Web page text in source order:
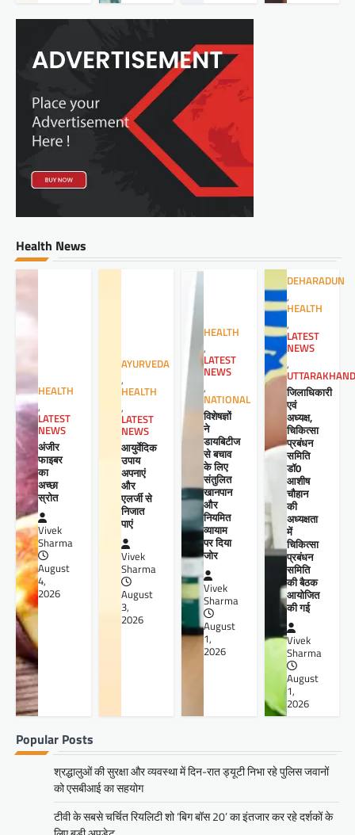
Health News
HEALTH
,
LATEST
NEWS
अंजीर
फाइबर
का
अच्छा
स्रोत
Vivek
Sharma
August
4,
2026
AYURVEDA
,
HEALTH
,
LATEST
NEWS
आयुर्वेदिक
उपाय
अपनाएं
और
एलर्जी से
निजात
पाएं
Vivek
Sharma
August
3,
2026
HEALTH
,
LATEST
NEWS
,
NATIONAL
विशेषज्ञों
ने
डायबिटीज
से बचाव
के लिए
संतुलित
खानपान
और
नियमित
व्यायाम
पर दिया
जोर
Vivek
Sharma
August
1,
2026
DEHARADUN
,
HEALTH
,
LATEST
NEWS
,
UTTARAKHAND
जिलाधिकारी
एवं
अध्यक्ष,
चिकित्सा
प्रबंधन
समिति
डॉ0
आशीष
चौहान
की
अध्यक्षता
में
चिकित्सा
प्रबंधन
समिति
की बैठक
आयोजित
की गई
Vivek
Sharma
August
1,
2026
Popular Posts
श्रद्धालुओं की सुरक्षा और व्यवस्था में दिन-रात ड्यूटी निभा रहे पुलिस जवानों
को एसबीआई का सहयोग
टीवी के सबसे चर्चित रियलिटी शो ‘बिग बॉस 20’ का इंतजार कर रहे दर्शकों के